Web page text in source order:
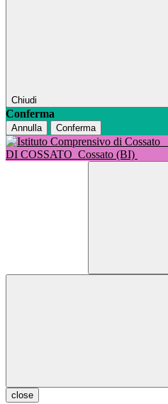
Chiudi
Conferma
Annulla Conferma
DI COSSATO Cossato (BI)
close